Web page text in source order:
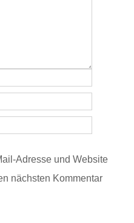
Adresse und Website
nächsten Kommentar